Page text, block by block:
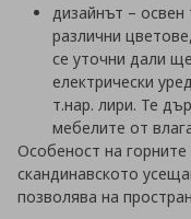
дизайнът –
различни
се уточни дали
електрически
т.нар. лири. Те
мебелите от
Особеност на
скандинавското
позволява на